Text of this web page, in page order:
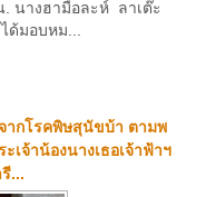
. นางฮามือละห์ ลาเต๊ะ
มอบหม...
ากโรคพิษสุนัขบ้า ตามพ
เจ้าน้องนางเธอเจ้าฟ้าฯ
...